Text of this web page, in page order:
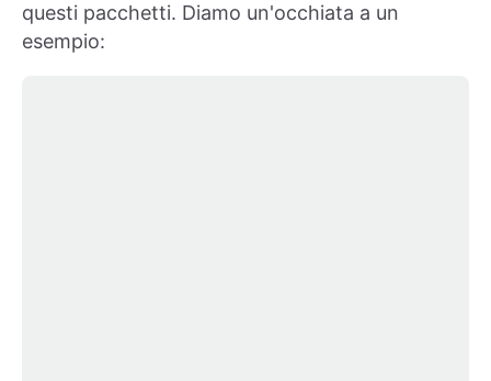
questi pacchetti. Diamo un'occhiata a un
esempio: